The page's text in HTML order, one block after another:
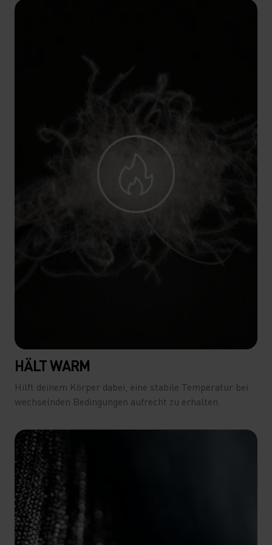
HÄLT WARM
Hilft deinem Körper dabei, eine stabile Temperatur bei
wechselnden Bedingungen aufrecht zu erhalten.